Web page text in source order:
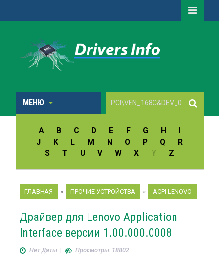
МЕНЮ
A B C D E F G H
I
J
K L M N O P Q
R
S
T U V W X Y Z
ГЛАВНАЯ » ПРОЧИЕ УСТРОЙСТВА » ACPI LENOVO
Драйвер для Lenovo Application
Interface версии 1.00.000.0008
Нет Даты| Просмотры: 18802